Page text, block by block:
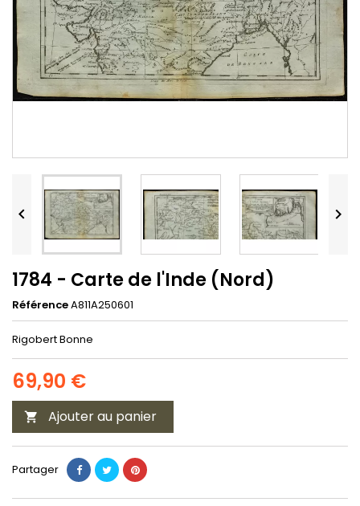
 
1784 - Carte de l'Inde (Nord)
RéférenceA811A250601
Rigobert Bonne
69,90 €
 Ajouter au panier
Partager